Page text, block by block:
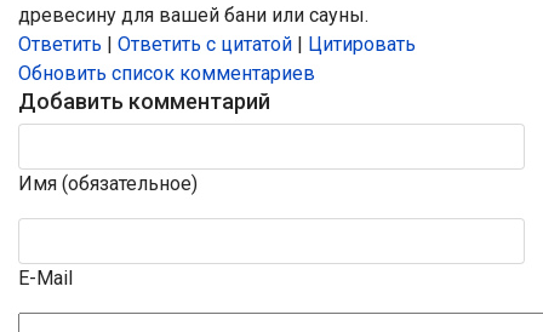
древесину для вашей бани или сауны.
Ответить
Ответить с цитатой
Цитировать
Обновить список комментариев
Добавить комментарий
Имя (обязательное)
E-Mail